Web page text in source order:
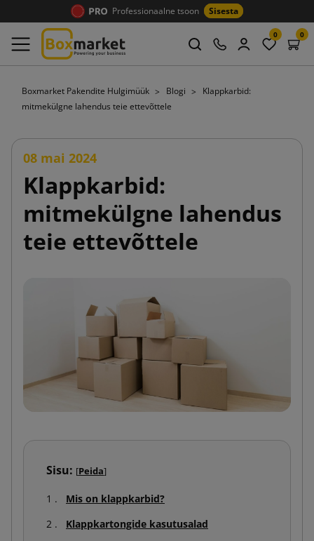
Professionaalne tsoon Sisesta
0 0
Boxmarket Pakendite Hulgimüük Blogi
Klappkarbid:
mitmekülgne lahendus teie ettevõttele
08 mai 2024
Klappkarbid:
mitmekülgne lahendus
teie ettevõttele
Sisu: [Peida]
Mis on klappkarbid?
Klappkartongide kasutusalad